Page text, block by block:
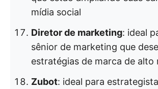
mídia social
Diretor de marketing: ideal
sênior de marketing que
estratégias de marca de alto
Zubot: ideal para